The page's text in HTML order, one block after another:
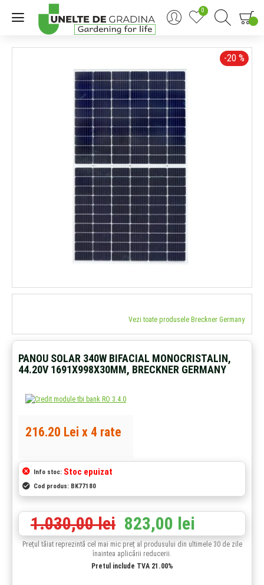
0
-20 %
Vezi toate produsele Breckner Germany
PANOU SOLAR 340W BIFACIAL MONOCRISTALIN,
44.20V 1691X998X30MM, BRECKNER GERMANY
Info stoc: Stoc epuizat
Cod produs: BK77180
823,00 lei
1.030,00 lei
Prețul tăiat reprezintă cel mai mic preț al produsului din ultimele 30 de zile
înaintea aplicării reducerii.
Pretul include TVA 21.00%
216.20 Lei x 4 rate